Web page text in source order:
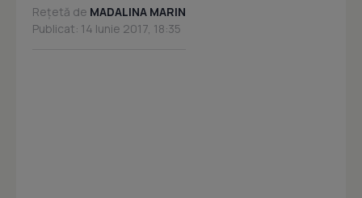
Rețetă de MADALINA MARIN
Publicat: 14 Iunie 2017, 18:35